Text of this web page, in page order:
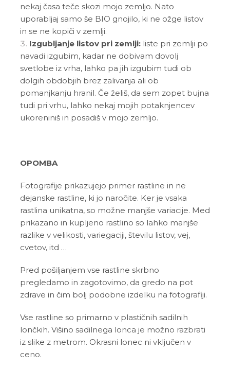
nekaj časa teče skozi mojo zemljo. Nato
uporabljaj samo še BIO gnojilo, ki ne ožge listov
in se ne kopiči v zemlji.
Izgubljanje listov pri zemlji:liste pri zemlji po
navadi izgubim, kadar ne dobivam dovolj
svetlobe iz vrha, lahko pa jih izgubim tudi ob
dolgih obdobjih brez zalivanja ali ob
pomanjkanju hranil. Če želiš, da sem zopet bujna
tudi pri vrhu, lahko nekaj mojih potaknjencev
ukoreniniš in posadiš v mojo zemljo.
OPOMBA
Fotografije prikazujejo primer rastline in ne
dejanske rastline, ki jo naročite. Ker je vsaka
rastlina unikatna, so možne manjše variacije. Med
prikazano in kupljeno rastlino so lahko manjše
razlike v velikosti, variegaciji, številu listov, vej,
cvetov, itd …
Pred pošiljanjem vse rastline skrbno
pregledamo in zagotovimo, da gredo na pot
zdrave in čim bolj podobne izdelku na fotografiji.
Vse rastline so primarno v plastičnih sadilnih
lončkih. Višino sadilnega lonca je možno razbrati
iz slike z metrom. Okrasni lonec ni vključen v
ceno.